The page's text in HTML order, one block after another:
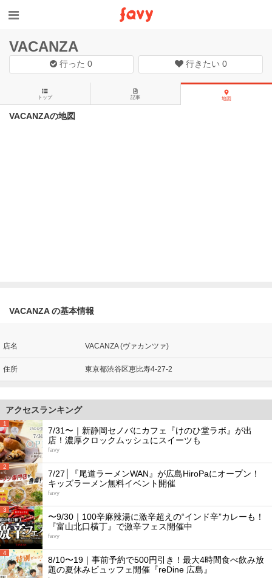
VACANZA
行った0 行きたい 0
トップ 記事 地図
VACANZAの地図
VACANZA の基本情報
店名 VACANZA (ヴァカンツァ)
住所 東京都渋谷区恵比寿4-27-2
アクセスランキング
1
7/31〜｜新静岡セノバにカフェ『けのひ堂ラボ』が出
店！濃厚クロックムッシュにスイーツも
favy
2
7/27│『尾道ラーメンWAN』が広島HiroPaにオープン！
キッズラーメン無料イベント開催
favy
3
〜9/30｜100辛麻辣湯に激辛超えの“インド辛”カレーも！
『富山北口横丁』で激辛フェス開催中
favy
4
8/10〜19｜事前予約で500円引き！最大4時間食べ飲み放
題の夏休みビュッフェ開催『reDine 広島』